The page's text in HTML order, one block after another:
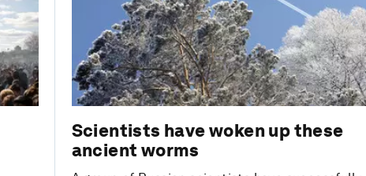
Scientists have woken up these
ancient worms